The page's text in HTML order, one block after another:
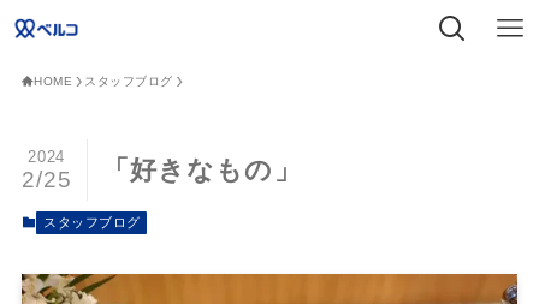
HOME スタッフブログ
「好きなもの」
2024
2/25
スタッフブログ